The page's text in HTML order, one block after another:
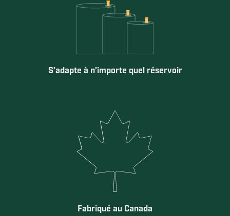
S’adapte à n’importe quel réservoir
Fabriqué au Canada